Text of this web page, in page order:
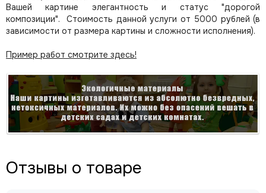
Вашей картине элегантность и статус "дорогой
композиции". Стоимость данной услуги от 5000 рублей (в
зависимости от размера картины и сложности исполнения).
Пример работ смотрите здесь!
Отзывы о товаре